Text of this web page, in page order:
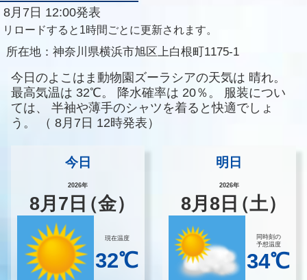
8月7日 12:00発表
リロードすると1時間ごとに更新されます。
所在地： 神奈川県横浜市旭区上白根町1175-1
今日のよこはま動物園ズーラシアの天気は 晴れ。
最高気温は 32℃。 降水確率は 20％。
服装につい
ては、
半袖や薄手のシャツを着ると快適でしょ
う。
（ 8月7日 12時発表）
今日
2026年
8月 7 日（金）
現在温度
32℃
明日
2026年
8月8 日（土）
同時刻の
予想温度
34℃